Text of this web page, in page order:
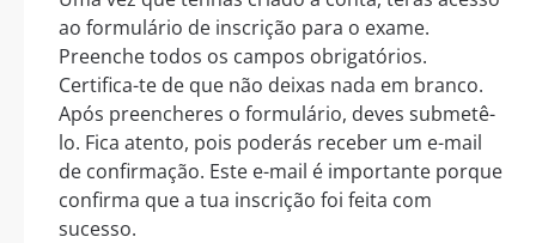
ao formulário de inscrição para o exame.
Preenche todos os campos obrigatórios.
Certifica-te de que não deixas nada em branco.
Após preencheres o formulário, deves submetê-
lo. Fica atento, pois poderás receber um e-mail
de confirmação. Este e-mail é importante porque
confirma que a tua inscrição foi feita com
sucesso.